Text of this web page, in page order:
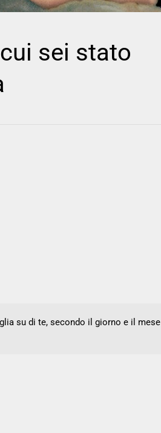
sei stato
su di te, secondo il giorno e il mese